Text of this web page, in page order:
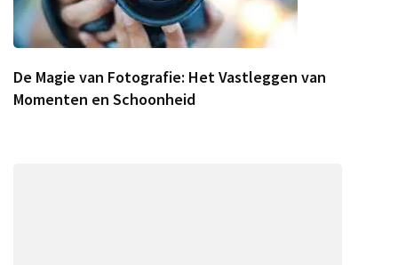
De Magie van Fotografie: Het Vastleggen van
Momenten en Schoonheid